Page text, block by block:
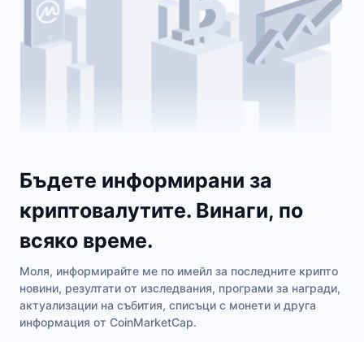
Бъдете информирани за
криптовалутите. Винаги, по
всяко време.
Моля, информирайте ме по имейл за последните крипто
новини, резултати от изследвания, програми за награди,
актуализации на събития, списъци с монети и друга
информация от CoinMarketCap.